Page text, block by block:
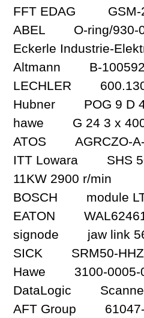
FFT EDAG GSM-
ABEL O-ring/930-
Eckerle Industrie-
Altmann B-100592-
LECHLER
Hubner POG 9 D
hawe G 24 3 x
ATOS AGRCZO-A-
ITT Lowara SHS 50-
11KW 2900 r/min
BOSCH module
EATON
signode jaw link
SICK SRM50-
Hawe 3100-0005-
DataLogic Scanner
AFT Group 61047-